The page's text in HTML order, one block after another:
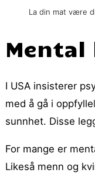
La din mat være
Mental
I USA insisterer
med å gå i
sunnhet. Disse
For mange er
Likeså menn og